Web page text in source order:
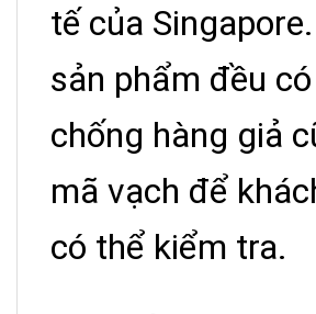
tế của
sản phẩm đều
chống hàng giả
mã vạch để
có thể kiểm tra.